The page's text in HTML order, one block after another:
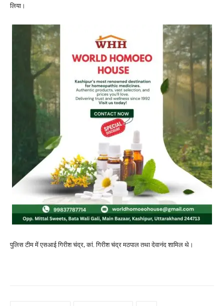
लिया।
पुलिस टीम में एसआई गिरीश चंद्र, कां. गिरीश चंद्र मठपाल तथा देवानंद शामिल थे।